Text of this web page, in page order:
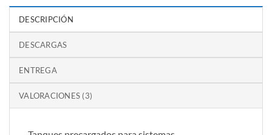
DESCRIPCIÓN
DESCARGAS
ENTREGA
VALORACIONES (3)